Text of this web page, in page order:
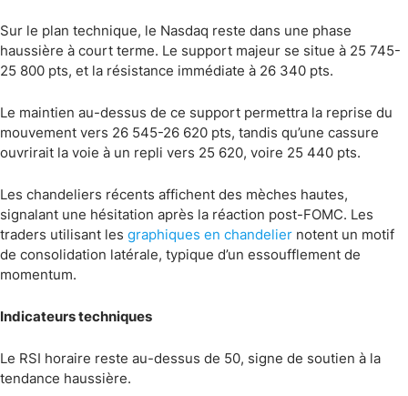
Sur le plan technique, le Nasdaq reste dans une phase
haussière à court terme. Le support majeur se situe à 25 745-
25 800 pts, et la résistance immédiate à 26 340 pts.
Le maintien au-dessus de ce support permettra la reprise du
mouvement vers 26 545-26 620 pts, tandis qu’une cassure
ouvrirait la voie à un repli vers 25 620, voire 25 440 pts.
Les chandeliers récents affichent des mèches hautes,
signalant une hésitation après la réaction post-FOMC. Les
traders utilisant les graphiques en chandelier notent un motif
de consolidation latérale, typique d’un essoufflement de
momentum.
Indicateurs techniques
Le RSI horaire reste au-dessus de 50, signe de soutien à la
tendance haussière.